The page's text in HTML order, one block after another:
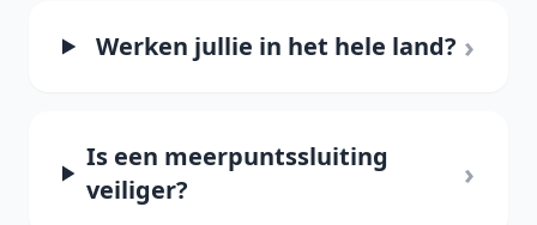
Werken jullie in het hele land? ›
Is een meerpuntssluiting
veiliger?
›